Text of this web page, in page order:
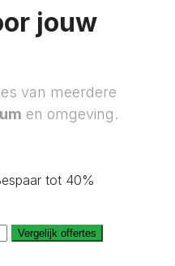
jouw
van meerdere
en omgeving.
tot 40%
Vergelijk offertes